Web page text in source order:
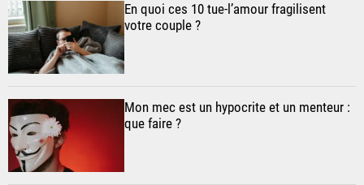
En quoi ces 10 tue-l’amour fragilisent
votre couple ?
Mon mec est un hypocrite et un menteur :
que faire ?